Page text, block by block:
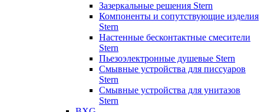
Зазеркальные решения Stern
Компоненты и сопутствующие изделия
Stern
Настенные бесконтактные смесители
Stern
Пьезоэлектронные душевые Stern
Смывные устройства для писсуаров
Stern
Смывные устройства для унитазов
Stern